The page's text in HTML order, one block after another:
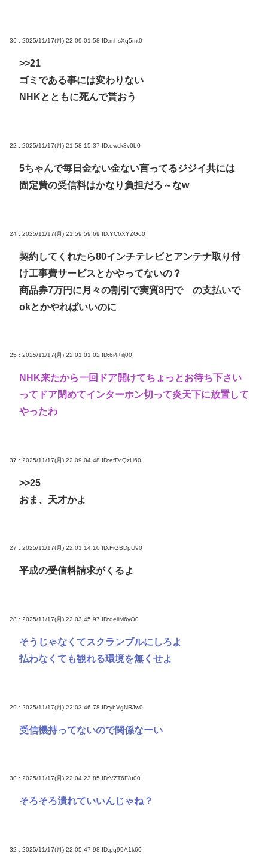
36 : 2025/11/17(月) 22:09:01.58 ID:mhsXq5mt0
>>21
ゴミである事には変わりない
NHKとともに死んで貰おう
22 : 2025/11/17(月) 21:58:15.37 ID:ewck8v0b0
5ちゃんで毎日金ない金ない言ってるジジイ共には
固定費の受信料はかなり負担だろ～なw
24 : 2025/11/17(月) 21:59:59.69 ID:YC6XYZGo0
契約してくれたら80インチテレビとアンテナ取り付
け工事費サービスとかやってないの？
商品券7万円に月々の割引で実質8円で の支払いで
okとかやればいいのに
25 : 2025/11/17(月) 22:01:01.02 ID:6i4+ilj00
NHK来たから一回ドア開けてちょっとお待ち下さい
ってドア閉めてインターホン切って炎天下に放置して
やったわ
37 : 2025/11/17(月) 22:09:04.48 ID:efDcQzH60
>>25
おま、天才かよ
27 : 2025/11/17(月) 22:01:14.10 ID:FiGBDpU90
平成の受信料請求がくるよ
28 : 2025/11/17(月) 22:03:45.97 ID:deiiM6yO0
そうじゃなくてスクランブルにしろよ
払わなくても観れる環境を無くせよ
29 : 2025/11/17(月) 22:03:46.78 ID:ybVgNRJw0
受信機持ってないので関係なーい
30 : 2025/11/17(月) 22:04:23.85 ID:VZT6F/u00
そろそろ潰れていいんじゃね？
32 : 2025/11/17(月) 22:05:47.98 ID:pq99A1k60